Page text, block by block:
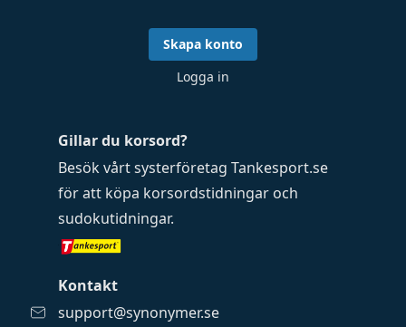
Gillar du korsord?
Besök vårt systerföretag Tankesport.se
för att köpa korsordstidningar och
sudokutidningar.
Kontakt
support@synonymer.se
Skapa konto
Logga in